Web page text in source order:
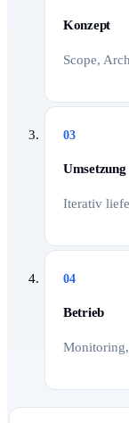
Konzept
Scope,
03
Umsetzung
Iterativ
04
Betrieb